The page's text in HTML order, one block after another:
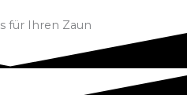
für Ihren Zaun